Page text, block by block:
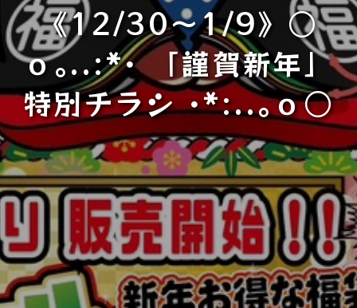
《12/30～1/9》○
ｏ｡..:*･ 「謹賀新年」
特別チラシ ･*:..｡ｏ○